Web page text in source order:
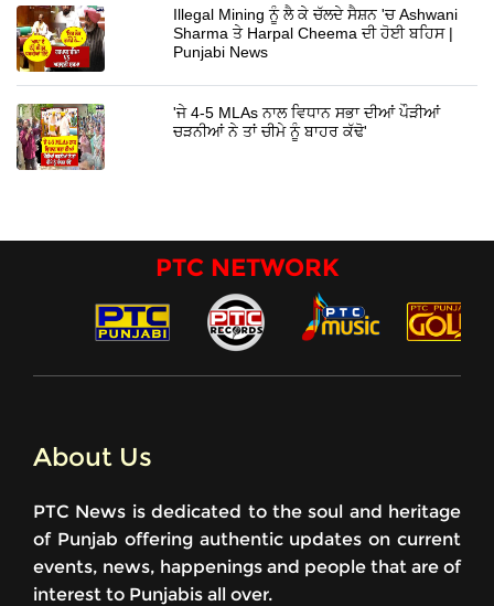
Illegal Mining ਨੂੰ ਲੈ ਕੇ ਚੱਲਦੇ ਸੈਸ਼ਨ 'ਚ Ashwani
Sharma ਤੇ Harpal Cheema ਦੀ ਹੋਈ ਬਹਿਸ |
Punjabi News
'ਜੇ 4-5 MLAs ਨਾਲ ਵਿਧਾਨ ਸਭਾ ਦੀਆਂ ਪੌੜੀਆਂ
ਚੜਨੀਆਂ ਨੇ ਤਾਂ ਚੀਮੇ ਨੂੰ ਬਾਹਰ ਕੱਢੋ'
PTC NETWORK
About Us
PTC News is dedicated to the soul and heritage
of Punjab offering authentic updates on current
events, news, happenings and people that are of
interest to Punjabis all over.